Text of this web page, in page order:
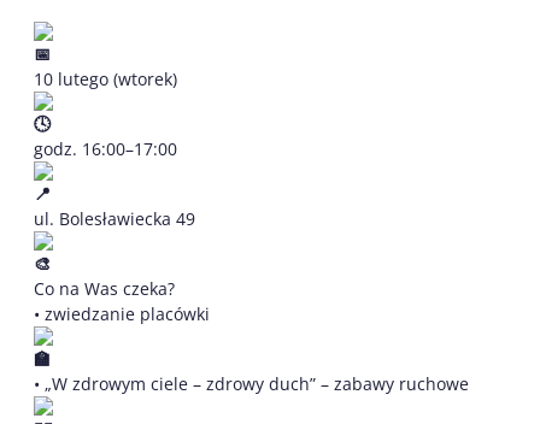
10 lutego (wtorek)
godz. 16:00–17:00
ul. Bolesławiecka 49
Co na Was czeka?
• zwiedzanie placówki
• „W zdrowym ciele – zdrowy duch” – zabawy ruchowe